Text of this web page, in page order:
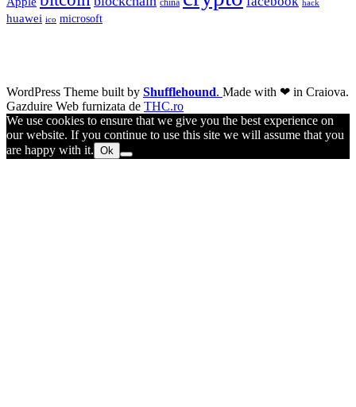
china hack
huawei ico microsoft
WordPress Theme built by Shufflehound. Made with ❤ in Craiova.
Gazduire Web furnizata de THC.ro
We use cookies to ensure that we give you the best experience on
our website. If you continue to use this site we will assume that you
are happy with it. Ok